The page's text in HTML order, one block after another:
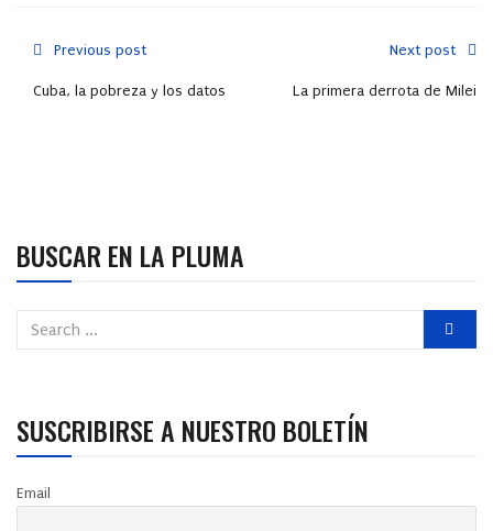
Previous post
Cuba, la pobreza y los datos
Next post
La primera derrota de Milei
BUSCAR EN LA PLUMA
SUSCRIBIRSE A NUESTRO BOLETÍN
Email